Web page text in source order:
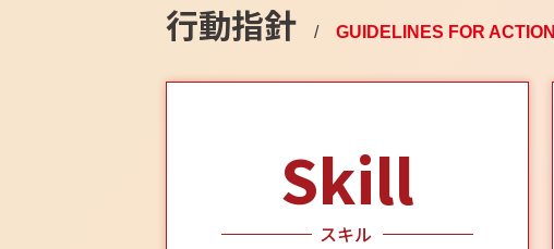
行動指針 / GUIDELINES FOR ACTION
Skill
スキル